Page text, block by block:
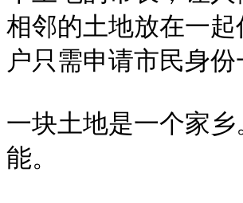
相邻的土地放在一
户只需申请市民身
一块土地是一个家
能。